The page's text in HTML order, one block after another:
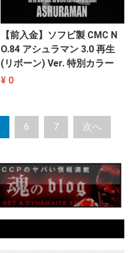
【前入金】ソフビ製 CMC N
O.84 アシュラマン 3.0 再生
(リボーン) Ver. 特別カラー
¥ 0
6 7 次へ